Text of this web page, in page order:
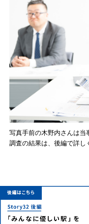
写真手前の木野内さんは当
調査の結果は、後編で詳し